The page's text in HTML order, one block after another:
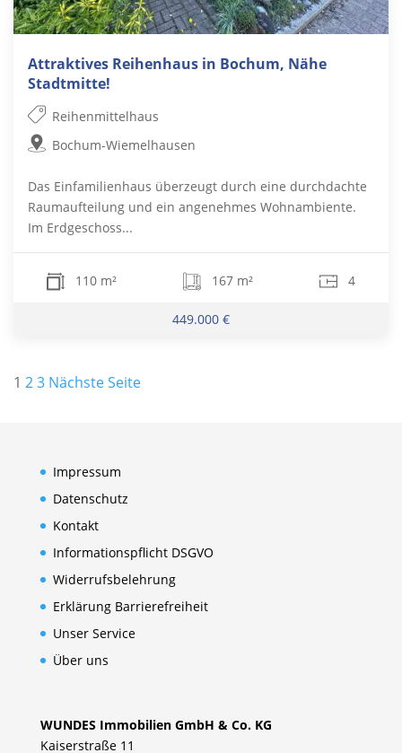
Attraktives Reihenhaus in Bochum, Nähe
Stadtmitte!
Reihenmittelhaus
Bochum-Wiemelhausen
Das Einfamilienhaus überzeugt durch eine durchdachte
Raumaufteilung und ein angenehmes Wohnambiente.
Im Erdgeschoss...
110 m² 167 m² 4
449.000 €
Seitennummerierung
1 23 Nächste Seite
Impressum
Datenschutz
Kontakt
Informationspflicht DSGVO
Widerrufsbelehrung
Erklärung Barrierefreiheit
Unser Service
Über uns
WUNDES Immobilien GmbH & Co. KG
Kaiserstraße 11